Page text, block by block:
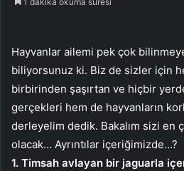
Hayvanlar ailemi pek çok
biliyorsunuz ki. Biz de sizler için
birbirinden şaşırtan ve hiçbir
gerçekleri hem de hayvanların
derleyelim dedik. Bakalım sizi en
olacak… Ayrıntılar içeriğimizde…?
1. Timsah avlayan bir jaguarla